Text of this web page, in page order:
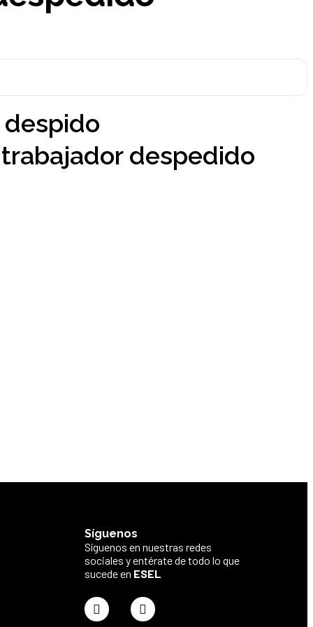
despido
despedido
Síguenos
Síguenos en nuestras redes
sociales y entérate de todo lo que
sucede en ESEL